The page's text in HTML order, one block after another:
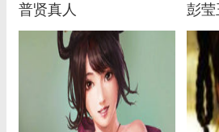
普贤真人 彭莹